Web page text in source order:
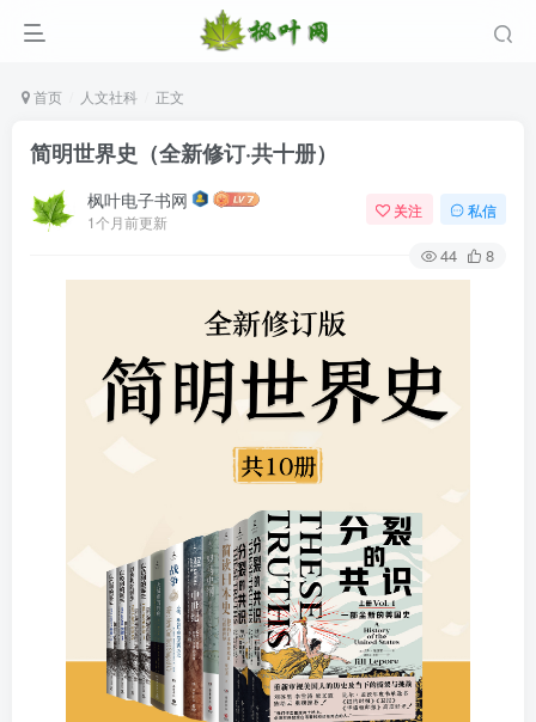
首页 人文社科 正文
简明世界史（全新修订·共十册）
枫叶电子书网
1个月前更新
关注 私信
44 8
登录
没有账号？立即注册
用户名/手机号/邮箱
记住登录 找回密码|免密登录
登录
社交账号登录